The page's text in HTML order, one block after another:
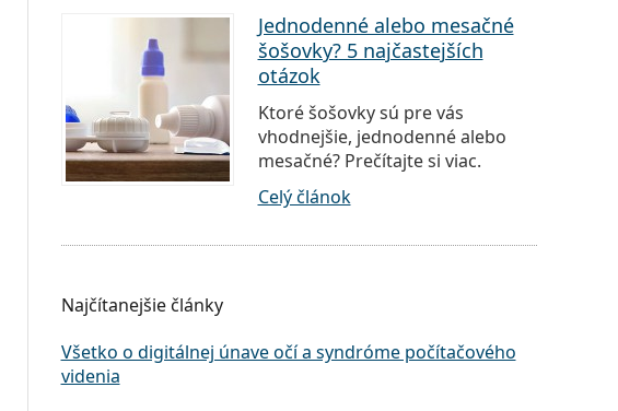
Jednodenné alebo mesačné
šošovky? 5 najčastejších
otázok
Ktoré šošovky sú pre vás
vhodnejšie, jednodenné alebo
mesačné? Prečítajte si viac.
Celý článok
Najčítanejšie články
Všetko o digitálnej únave očí a syndróme počítačového
videnia